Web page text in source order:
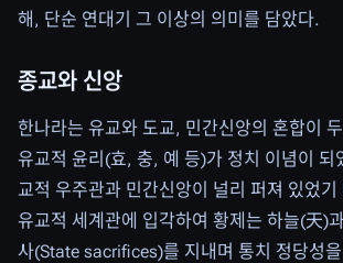
해, 단순 연대기 그 이상의 의미를 담았다.
종교와 신앙
한나라는 유교와 도교, 민간신앙의 혼합이
유교적 윤리(효, 충, 예 등)가 정치 이념이 되
교적 우주관과 민간신앙이 널리 퍼져 있었
유교적 세계관에 입각하여 황제는 하늘(天)
사(State sacrifices)를 지내며 통치 정당성